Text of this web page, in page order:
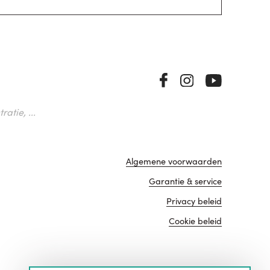
...
Algemene voorwaarden
Garantie & service
Privacy beleid
Cookie beleid